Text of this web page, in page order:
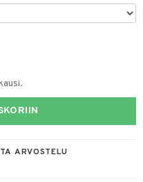
ARVOSTELU